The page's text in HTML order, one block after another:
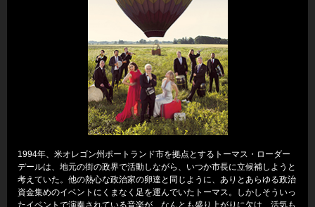
1994年、米オレゴン州ポートランド市を拠点とするトーマス・ローダー
デールは、地元の街の政界で活動しながら、いつか市長に立候補しようと
考えていた。他の熱心な政治家の卵達と同じように、ありとあらゆる政治
資金集めのイベントにくまなく足を運んでいたトーマス。しかしそういっ